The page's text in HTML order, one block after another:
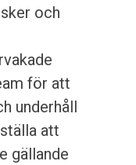
och
för att
underhåll
att
gällande